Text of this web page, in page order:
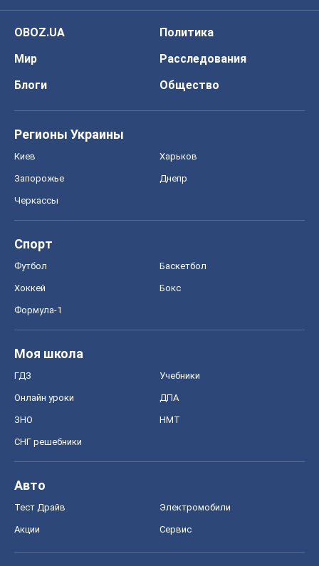
OBOZ.UA
Политика
Мир
Расследования
Блоги
Общество
Регионы Украины
Киев Харьков
Запорожье Днепр
Черкассы
Спорт
Футбол Баскетбол
Хоккей Бокс
Формула-1
Моя школа
ГДЗ Учебники
Онлайн уроки ДПА
ЗНО НМТ
СНГ решебники
Авто
Тест Драйв Электромобили
Акции Сервис